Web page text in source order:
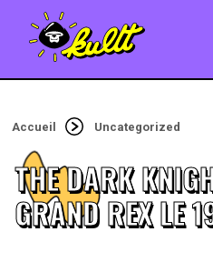
Accueil Uncategorized
THE DARK
GRAND REX LE